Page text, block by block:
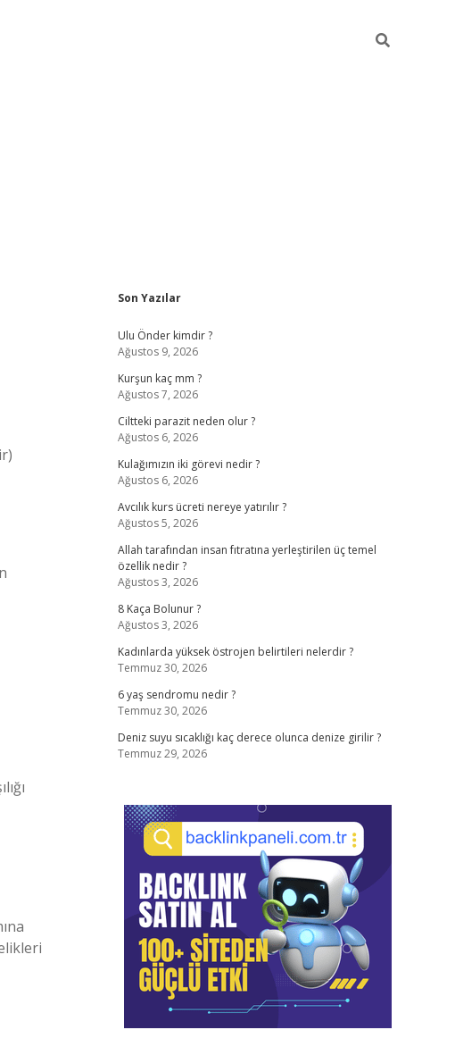
Sidebar
Son Yazılar
Ulu Önder kimdir ?
Ağustos 9, 2026
Kurşun kaç mm ?
Ağustos 7, 2026
Ciltteki parazit neden olur ?
Ağustos 6, 2026
Kulağımızın iki görevi nedir ?
Ağustos 6, 2026
Avcılık kurs ücreti nereye yatırılır ?
Ağustos 5, 2026
Allah tarafından insan fıtratına yerleştirilen üç temel
özellik nedir ?
Ağustos 3, 2026
8 Kaça Bolunur ?
Ağustos 3, 2026
Kadınlarda yüksek östrojen belirtileri nelerdir ?
Temmuz 30, 2026
6 yaş sendromu nedir ?
Temmuz 30, 2026
Deniz suyu sıcaklığı kaç derece olunca denize girilir ?
Temmuz 29, 2026